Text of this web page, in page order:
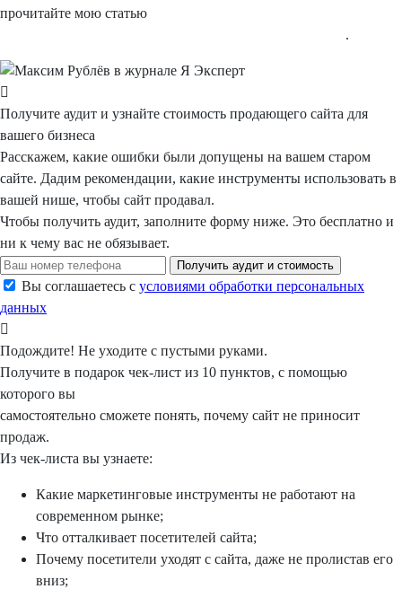
прочитайте мою статью
.
Получите аудит и узнайте стоимость продающего сайта для
вашего бизнеса
Расскажем, какие ошибки были допущены на вашем старом
сайте. Дадим рекомендации, какие инструменты использовать в
вашей нише, чтобы сайт продавал.
Чтобы получить аудит, заполните форму ниже. Это бесплатно и
ни к чему вас не обязывает.
Получить аудит и стоимость
Вы соглашаетесь с условиями обработки персональных
данных
Подождите! Не уходите с пустыми руками.
Получите в подарок чек-лист из 10 пунктов, с помощью
которого вы
самостоятельно сможете понять, почему сайт не приносит
продаж.
Из чек-листа вы узнаете:
Какие маркетинговые инструменты не работают на
современном рынке;
Что отталкивает посетителей сайта;
Почему посетители уходят с сайта, даже не пролистав его
вниз;